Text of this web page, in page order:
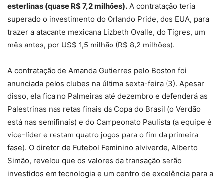
esterlinas (quase R$ 7,2 milhões). A contratação teria
superado o investimento do Orlando Pride, dos EUA, para
trazer a atacante mexicana Lizbeth Ovalle, do Tigres, um
mês antes, por US$ 1,5 milhão (R$ 8,2 milhões).
A contratação de Amanda Gutierres pelo Boston foi
anunciada pelos clubes na última sexta-feira (3). Apesar
disso, ela fica no Palmeiras até dezembro e defenderá as
Palestrinas nas retas finais da Copa do Brasil (o Verdão
está nas semifinais) e do Campeonato Paulista (a equipe é
vice-líder e restam quatro jogos para o fim da primeira
fase). O diretor de Futebol Feminino alviverde, Alberto
Simão, revelou que os valores da transação serão
investidos em tecnologia e um centro de excelência para a